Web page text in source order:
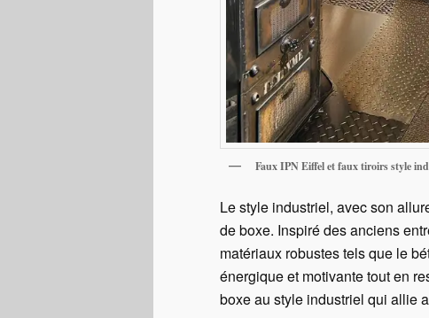
Faux IPN Eiffel et faux tiroirs style
Le style industriel, avec son
de boxe. Inspiré des anciens
matériaux robustes tels que le
énergique et motivante tout en
boxe au style industriel qui allie